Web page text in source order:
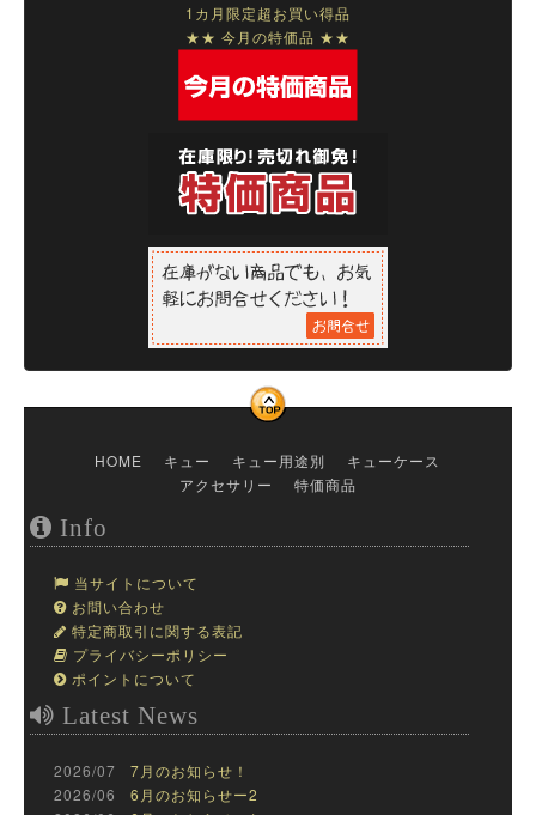
1カ月限定超お買い得品
★★ 今月の特価品 ★★
HOME キュー キュー用途別
キューケース
アクセサリー
特価商品
Info
当サイトについて
お問い合わせ
特定商取引に関する表記
プライバシーポリシー
ポイントについて
Latest News
2026/07 7月のお知らせ！
2026/06 6月のお知らせー2